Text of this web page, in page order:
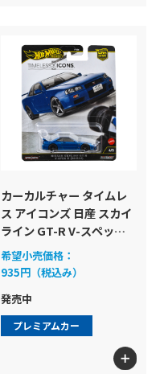
カーカルチャー タイムレ
ス アイコンズ 日産 スカイ
ライン GT-R V-スペック II
（BNR34）
希望小売価格：
935円（税込み）
発売中
プレミアムカー